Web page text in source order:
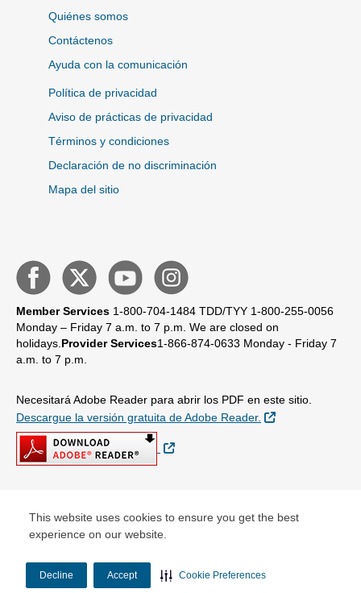
This website uses cookies to ensure you get the best
experience on our website.
Decline Accept Cookie Preferences
Quiénes somos
Contáctenos
Ayuda con la comunicación
Política de privacidad
Aviso de prácticas de privacidad
Términos y condiciones
Declaración de no discriminación
Mapa del sitio
Member Services 1-800-704-1484 TDD/TYY 1-800-255-0056
Monday – Friday 7 a.m. to 7 p.m. We are closed on
holidays. Provider Services1-866-874-0633 Monday - Friday 7
a.m. to 7 p.m.
Necesitará Adobe Reader para abrir los PDF en este sitio.
Descargue la versión gratuita de Adobe Reader.
Sitio Externo
Sitio Externo
© Copyright 2026